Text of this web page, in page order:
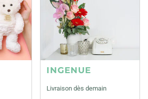
INGENUE
Livraison dès demain